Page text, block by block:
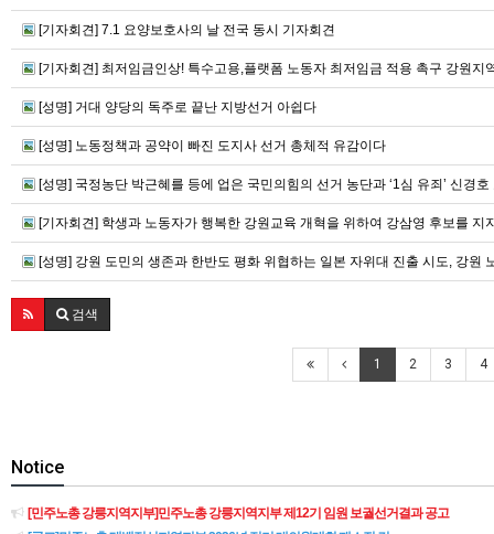
[기자회견] 7.1 요양보호사의 날 전국 동시 기자회견
[기자회견] 최저임금인상! 특수고용,플랫폼 노동자 최저임금 적용 촉구 강원지
[성명] 거대 양당의 독주로 끝난 지방선거 아쉽다
[성명] 노동정책과 공약이 빠진 도지사 선거 총체적 유감이다
[성명] 국정농단 박근혜를 등에 업은 국민의힘의 선거 농단과 ‘1심 유죄’ 신경
[기자회견] 학생과 노동자가 행복한 강원교육 개혁을 위하여 강삼영 후보를 지
[성명] 강원 도민의 생존과 한반도 평화 위협하는 일본 자위대 진출 시도, 강원
검색
1 2 3 4
Notice
[민주노총 강릉지역지부]민주노총 강릉지역지부 제12기 임원 보궐선거결과 공고